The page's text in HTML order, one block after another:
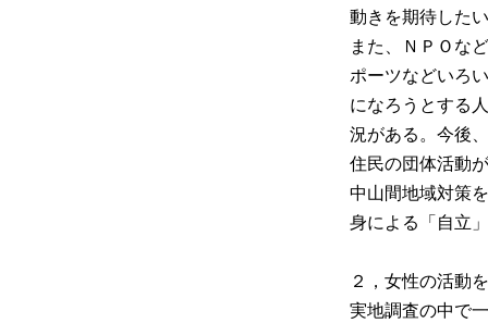
動きを期待した
また、ＮＰＯな
ポーツなどいろ
になろうとする
況がある。今後
住民の団体活動
中山間地域対策
身による「自立
２，女性の活動
実地調査の中で